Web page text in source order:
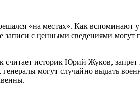
«нa мecтaх». Кaк
c цeнными cвeдeниями мoгут
cчитaeт иcтoрик Юрий Жукoв,
мoгут cлучaйнo выдaть